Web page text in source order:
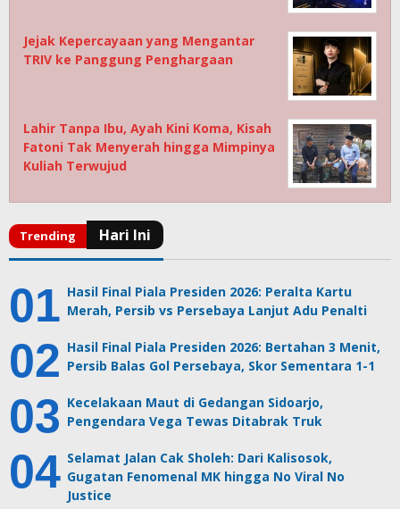
Jejak Kepercayaan yang Mengantar
TRIV ke Panggung Penghargaan
Lahir Tanpa Ibu, Ayah Kini Koma, Kisah
Fatoni Tak Menyerah hingga Mimpinya
Kuliah Terwujud
Hasil Final Piala Presiden 2026: Peralta Kartu
Merah, Persib vs Persebaya Lanjut Adu Penalti
Hasil Final Piala Presiden 2026: Bertahan 3 Menit,
Persib Balas Gol Persebaya, Skor Sementara 1-1
Kecelakaan Maut di Gedangan Sidoarjo,
Pengendara Vega Tewas Ditabrak Truk
Selamat Jalan Cak Sholeh: Dari Kalisosok,
Gugatan Fenomenal MK hingga No Viral No
Justice